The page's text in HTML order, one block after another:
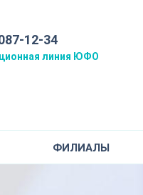
12-34
линия ЮФО
ФИЛИАЛЫ